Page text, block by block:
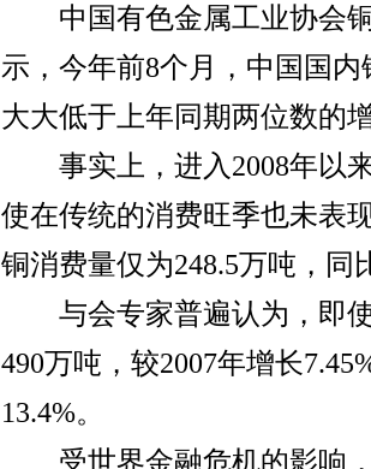
中国有色金属工业协会铜
示，今年前8个月，中国国
大大低于上年同期两位数的
事实上，进入2008年以来
使在传统的消费旺季也未表
铜消费量仅为248.5万吨，
与会专家普遍认为，即使
490万吨，较2007年增长
13.4%。
受世界金融危机的影响，